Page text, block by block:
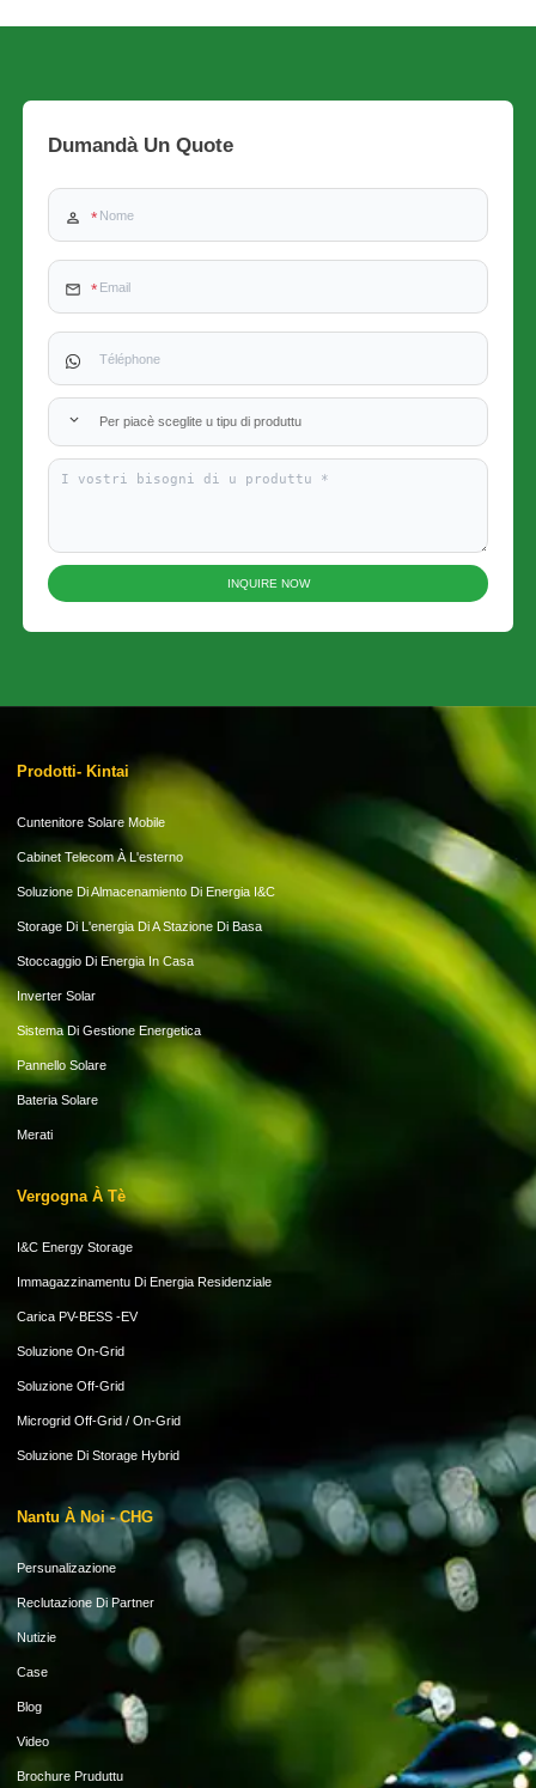
Dumandà Un Quote
Per piacè sceglite u tipu di produttu
INQUIRE NOW
Prodotti- Kintai
Cuntenitore Solare Mobile
Cabinet Telecom À L'esterno
Soluzione Di Almacenamiento Di Energia I&C
Storage Di L'energia Di A Stazione Di Basa
Stoccaggio Di Energia In Casa
Inverter Solar
Sistema Di Gestione Energetica
Pannello Solare
Bateria Solare
Merati
Vergogna À Tè
I&C Energy Storage
Immagazzinamentu Di Energia Residenziale
Carica PV-BESS -EV
Soluzione On-Grid
Soluzione Off-Grid
Microgrid Off-Grid / On-Grid
Soluzione Di Storage Hybrid
Nantu À Noi - CHG
Persunalizazione
Reclutazione Di Partner
Nutizie
Case
Blog
Video
Brochure Pruduttu